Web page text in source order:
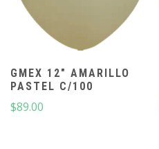
GMEX 12″ AMARILLO
PASTEL C/100
$89.00